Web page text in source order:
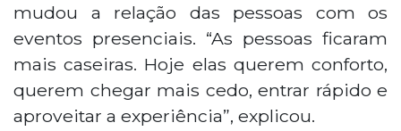
mudou a relação das pessoas com os
eventos presenciais. “As pessoas ficaram
mais caseiras. Hoje elas querem conforto,
querem chegar mais cedo, entrar rápido e
aproveitar a experiência”, explicou.